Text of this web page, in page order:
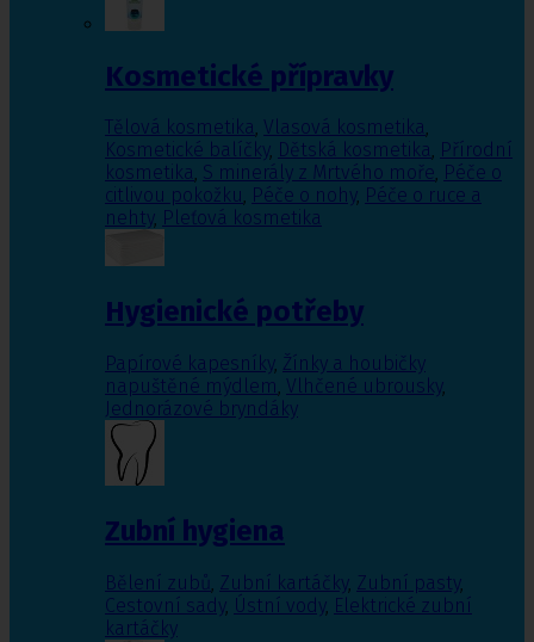
Kosmetické přípravky
Tělová kosmetika, Vlasová kosmetika,
Kosmetické balíčky, Dětská kosmetika, Přírodní
kosmetika, S minerály z Mrtvého moře, Péče o
citlivou pokožku, Péče o nohy, Péče o ruce a
nehty, Pleťová kosmetika
Hygienické potřeby
Papírové kapesníky, Žínky a houbičky
napuštěné mýdlem, Vlhčené ubrousky,
Jednorázové bryndáky
Zubní hygiena
Bělení zubů, Zubní kartáčky, Zubní pasty,
Cestovní sady, Ústní vody, Elektrické zubní
kartáčky